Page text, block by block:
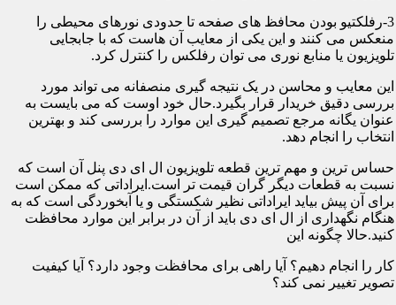
3-رفلکتیو بودن محافظ های صفحه تا حدودی نورهای محیطی را
منعکس می کنند و این یکی از معایب آن هاست که با جابجایی
تلویزیون یا منابع نوری می توان رفلکس را کنترل کرد.
این معایب و محاسن در یک نتیجه گیری منصفانه می تواند مورد
بررسی دقیق خریدار قرار بگیرد.حال خود اوست که می بایست به
عنوان یگانه مرجع تصمیم گیری این موارد را بررسی کند و بهترین
انتخاب را انجام دهد.
حساس ترین و مهم ترین قطعه تلویزیون ال ای دی پنل آن است که
نسبت به قطعات دیگر گران قیمت تر است.ایراداتی که ممکن است
برای آن پیش بیاید ایراداتی نظیر شکستگی و یا آبخوردگی است که به
هنگام نگهداری از ال ای دی باید از آن در برابر این موارد محافظت
کنید.حالا چگونه این
کار را انجام دهیم؟ آیا راهی برای محافظت وجود دارد؟ آیا کیفیت
تصویر تغییر نمی کند؟